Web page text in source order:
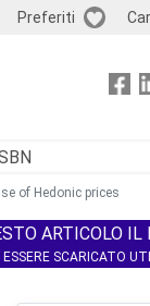
Preferiti
of Hedonic prices
ARTICOLO
ESSERE SCARICATO